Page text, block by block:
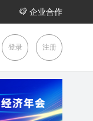
企业合作
登录 注册